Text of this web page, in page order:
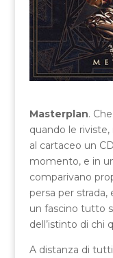
Masterplan.
quando le
al cartaceo un
momento, e in
comparivano
persa per
un fascino tutto
dell’istinto di chi
A distanza di